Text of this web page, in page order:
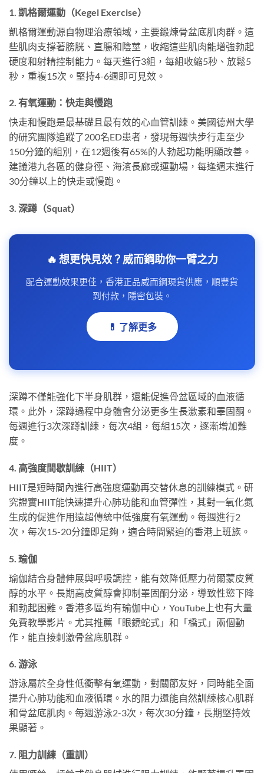
1. 凱格爾運動（Kegel Exercise）
凱格爾運動源自物理治療領域，主要鍛煉骨盆底肌肉群。這
些肌肉支撐著膀胱、直腸和陰莖，收縮這些肌肉能增強勃起
硬度和射精控制能力。每天進行3組，每組收縮5秒、放鬆5
秒，重複15次。堅持4-6週即可見效。
2. 有氧運動：快走與慢跑
快走和慢跑是最基礎且最有效的心血管訓練。美國德州大學
的研究團隊追蹤了200名ED患者，發現每週快步行走至少
150分鐘的組別，在12週後有65%的人勃起功能明顯改善。
建議港九各區的健身徑、海濱長廊或運動場，每逢週末進行
30分鐘以上的快走或慢跑。
3. 深蹲（Squat）
🔥 想更快見效？威而鋼助你一臂之力
配合運動效果更佳，香港正品威而鋼現貨供應，順豐貨
到付款，隱密包裝。
💊 了解更多
深蹲不僅能強化下半身肌群，還能促進骨盆區域的血液循
環。此外，深蹲過程中身體會分泌更多生長激素和睪固酮。
每週進行3次深蹲訓練，每次4組，每組15次，逐漸增加難
度。
4. 高強度間歇訓練（HIIT）
HIIT是短時間內進行高強度運動再交替休息的訓練模式。研
究證實HIIT能快速提升心肺功能和血管彈性，其對一氧化氮
生成的促進作用遠超傳統中低強度有氧運動。每週進行2
次，每次15-20分鐘即足夠，適合時間緊迫的香港上班族。
5. 瑜伽
瑜伽結合身體伸展與呼吸調控，能有效降低壓力荷爾蒙皮質
醇的水平。長期高皮質醇會抑制睪固酮分泌，導致性慾下降
和勃起困難。香港多區均有瑜伽中心，YouTube上也有大量
免費教學影片。尤其推薦「眼鏡蛇式」和「橋式」兩個動
作，能直接刺激骨盆底肌群。
6. 游泳
游泳屬於全身性低衝擊有氧運動，對關節友好，同時能全面
提升心肺功能和血液循環。水的阻力還能自然訓練核心肌群
和骨盆底肌肉。每週游泳2-3次，每次30分鐘，長期堅持效
果顯著。
7. 阻力訓練（重訓）